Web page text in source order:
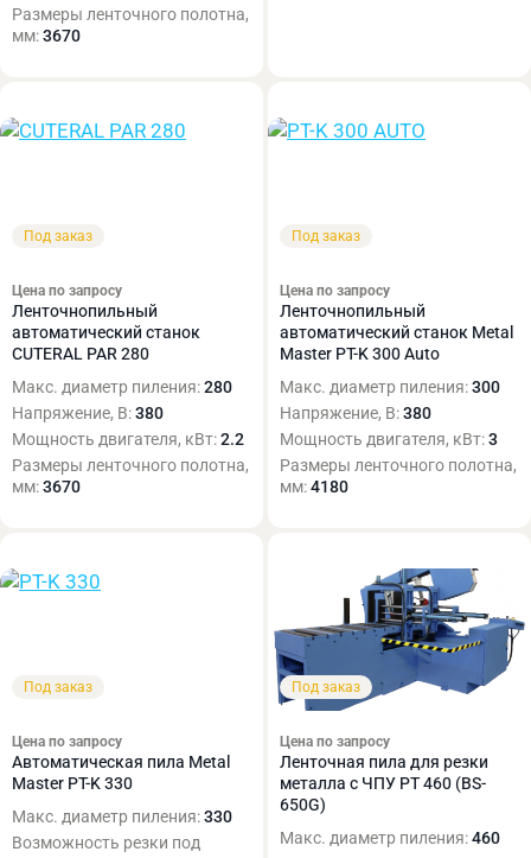
Размеры ленточного полотна,
мм:3670
Под заказ
Цена по запросу
Ленточнопильный
автоматический станок
CUTERAL PAR 280
Макс. диаметр пиления:280
Напряжение, В:380
Мощность двигателя, кВт:2.2
Размеры ленточного полотна,
мм:3670
Под заказ
Цена по запросу
Ленточнопильный
автоматический станок Metal
Master PT-K 300 Auto
Макс. диаметр пиления:300
Напряжение, В:380
Мощность двигателя, кВт:3
Размеры ленточного полотна,
мм:4180
Под заказ
Цена по запросу
Автоматическая пила Metal
Master PT-K 330
Макс. диаметр пиления:330
Возможность резки под
Под заказ
Цена по запросу
Ленточная пила для резки
металла с ЧПУ PT 460 (BS-
650G)
Макс. диаметр пиления:460